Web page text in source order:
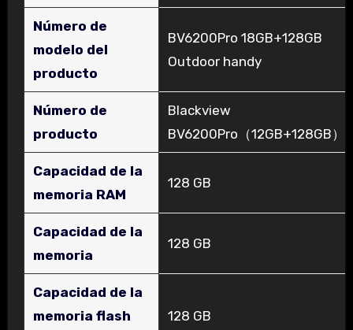
Número de
modelo del
producto
‎BV6200Pro 18GB+128GB
Outdoor handy
Número de
producto
‎Blackview
BV6200Pro（12GB+128GB）
Capacidad de la
memoria RAM
‎128 GB
Capacidad de la
memoria
‎128 GB
Capacidad de la
memoria flash
‎128 GB